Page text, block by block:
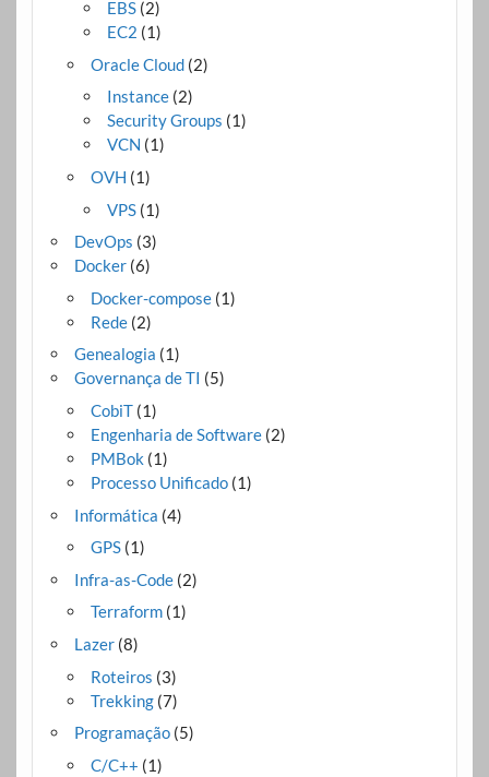
EBS (2)
EC2 (1)
Oracle Cloud(2)
Instance (2)
Security Groups (1)
VCN (1)
OVH (1)
VPS (1)
DevOps (3)
Docker(6)
Docker-compose(1)
Rede(2)
Genealogia (1)
Governança de TI (5)
CobiT(1)
Engenharia de Software(2)
PMBok (1)
Processo Unificado(1)
Informática (4)
GPS(1)
Infra-as-Code(2)
Terraform(1)
Lazer(8)
Roteiros (3)
Trekking(7)
Programação(5)
C/C++ (1)